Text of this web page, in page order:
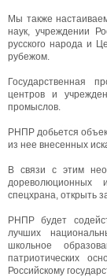
Мы также
наук, учреждении
русского народа и
рубежом.
Государственная
центров и
промыслов.
РНПР добьется
из нее внесенных
В связи с этим
спецхрана, открыть
РНПР будет
лучших
школьное
патриотических
Российскому